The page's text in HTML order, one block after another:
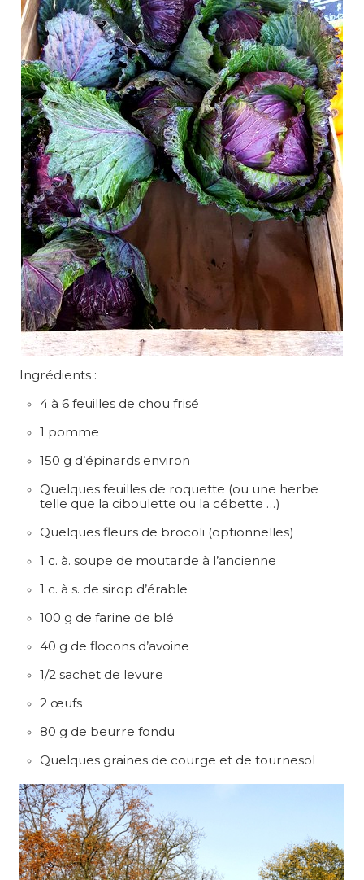
Ingrédients :
4 à 6 feuilles de chou frisé
1 pomme
150 g d’épinards environ
Quelques feuilles de roquette (ou une herbe
telle que la ciboulette ou la cébette …)
Quelques fleurs de brocoli (optionnelles)
1 c. à. soupe de moutarde à l’ancienne
1 c. à s. de sirop d’érable
100 g de farine de blé
40 g de flocons d’avoine
1/2 sachet de levure
2 œufs
80 g de beurre fondu
Quelques graines de courge et de tournesol